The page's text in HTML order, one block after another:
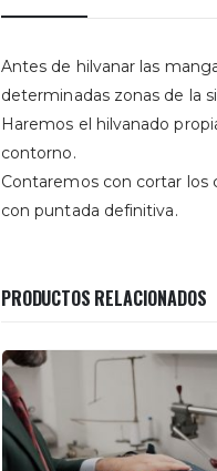
Antes de hilvanar las
determinadas zonas de la
Haremos el hilvanado
contorno.
Contaremos con cortar los
con puntada definitiva.
PRODUCTOS RELACIONADOS